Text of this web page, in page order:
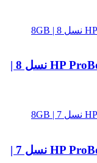
لپ تاپ استوک HP ProBook 650 G5 Core i7 نسل 8 |
لپ تاپ استوک HP ProBook 450 G5 Core i5 نسل 7 |